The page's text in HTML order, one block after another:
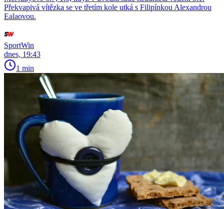
Překvapivá vítězka se ve třetím kole utká s Filipínkou Alexandrou
Ealaovou.
SportWin
dnes, 19:43
1 min